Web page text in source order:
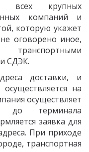
всех крупных
компаний и
которую укажет
оговорено иное,
транспортными
СДЭК.
доставки, и
на
осуществляет
до терминала
заявка для
При приходе
транспортная